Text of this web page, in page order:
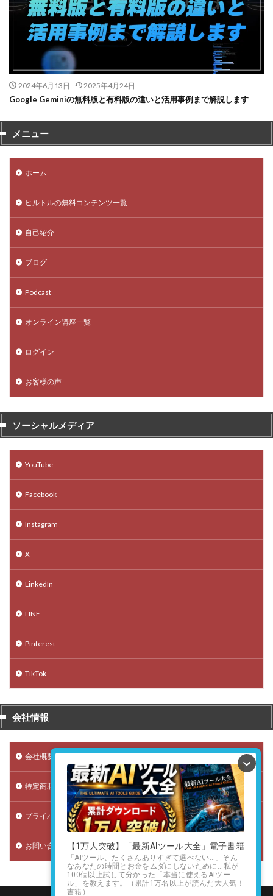
2024年6月13日 2025年4月24日
Google Geminiの無料版と有料版の違いと活用事例まで解説します
メニュー
ホーム
ヒルトルの無料コンテンツ一覧
自己紹介
ブログ
Podcast
オンライン講座一覧
ログイン
お客様の声
ソーシャルメディア
YouTube
Facebook
Instagram
X
LinkedIn
LINE
Pinterest
TikTok
会社情報
会社概要
特定商取引法に基づく表記
プライバシーポリシー（個人情報保護方針）
お問い合わせ